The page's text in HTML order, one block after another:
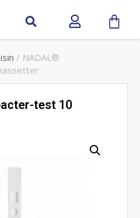
/ NADAL®
test 10